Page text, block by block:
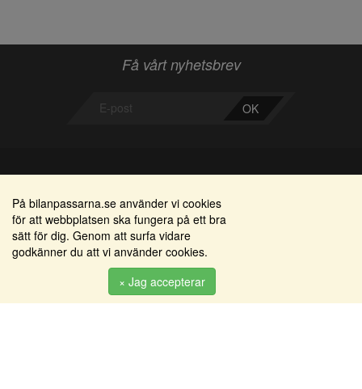
Få vårt nyhetsbrev
OK
Bilanpassarna
Smedjegatan 22
352 46 Växjö
info@bilanpassarna.se
Områden
Alkomätare / alkolås
Elprodukter
Serviceinredningar
Tillbehörs artiklar
På bilanpassarna.se använder vi cookies
för att webbplatsen ska fungera på ett bra
sätt för dig. Genom att surfa vidare
godkänner du att vi använder cookies.
× Jag accepterar